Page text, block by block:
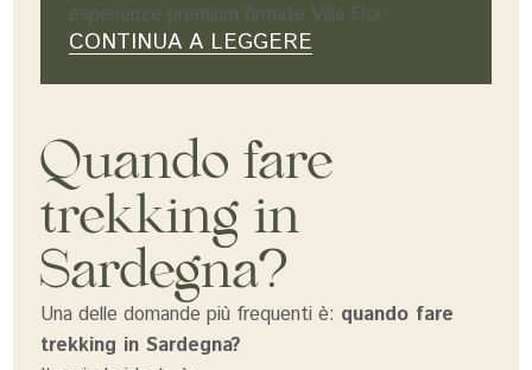
esperienze premium firmate Villa Flor.
CONTINUA A LEGGERE
Quando fare
trekking in
Sardegna?
Una delle domande più frequenti è: quando fare
trekking in Sardegna?